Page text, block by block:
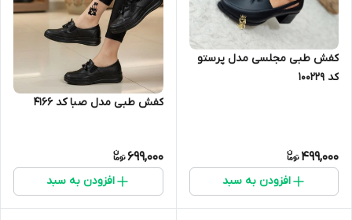
کفش طبی مجلسی مدل پرستو
کد 100229
499,000
افزودن به سبد
کفش طبی مدل صبا کد ۴۱۶۶
699,000
افزودن به سبد